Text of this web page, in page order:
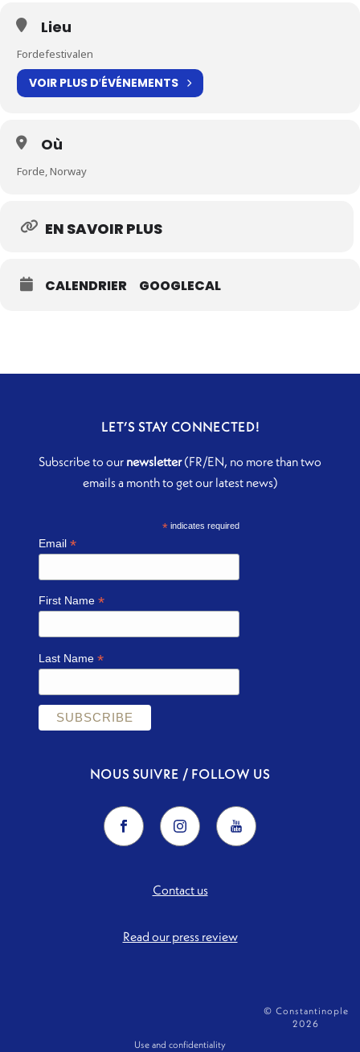
Lieu
Fordefestivalen
VOIR PLUS D′ÉVÉNEMENTS
Où
Forde, Norway
EN SAVOIR PLUS
CALENDRIER GOOGLECAL
LET’S STAY CONNECTED!
Subscribe to our newsletter(FR/EN, no more than two
emails a month to get our latest news)
*indicates required
Email*
First Name*
Last Name*
NOUS SUIVRE / FOLLOW US
Contact us
Read our press review
© Constantinople
2026
Use and confidentiality